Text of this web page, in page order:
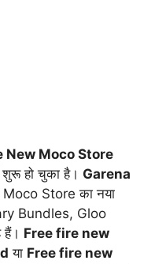
New Moco Store
हो चुका है। Garena
Store का नया
Bundles, Gloo
Free fire new
या Free fire new